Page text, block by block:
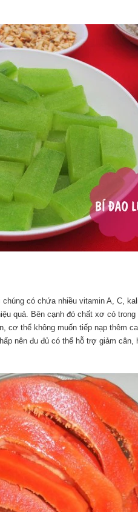
có chứa nhiều vitamin A, C,
quả. Bên cạnh đó chất xơ có trong
cơ thể không muốn tiếp nạp thêm
nên đu đủ có thể hỗ trợ giảm cân,